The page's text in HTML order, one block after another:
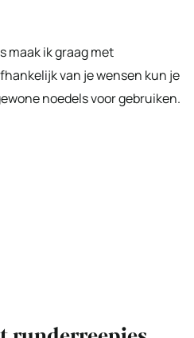
maak ik graag met
van je wensen kun je
noedels voor gebruiken.